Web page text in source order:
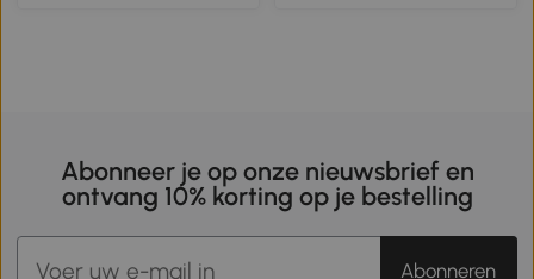
Abonneer je op onze nieuwsbrief en
ontvang 10% korting op je bestelling
Abonneren